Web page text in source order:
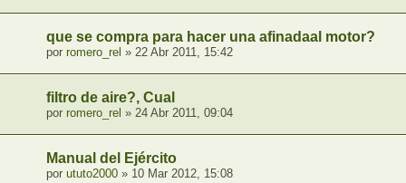
que se compra para hacer una afinadaal motor?
por romero_rel » 22 Abr 2011, 15:42
filtro de aire?, Cual
por romero_rel » 24 Abr 2011, 09:04
Manual del Ejército
por ututo2000 » 10 Mar 2012, 15:08